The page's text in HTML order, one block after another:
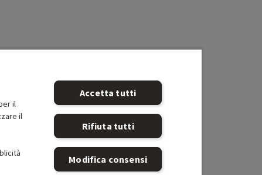
0,21); 0,16 (45 mm) (Messa a fuoco manuale: 0,26).
d'immagine IBIS x OIS: 6.5 Attuatore AF: STM.
di 1/3 di stop o stop completi); ISO estendibile
il
il
Accetta tutti
Rifiuta tutti
Modifica consensi